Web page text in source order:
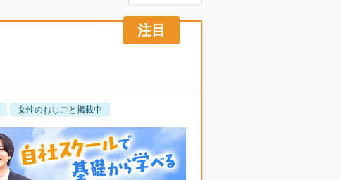
女性のおしごと掲載中